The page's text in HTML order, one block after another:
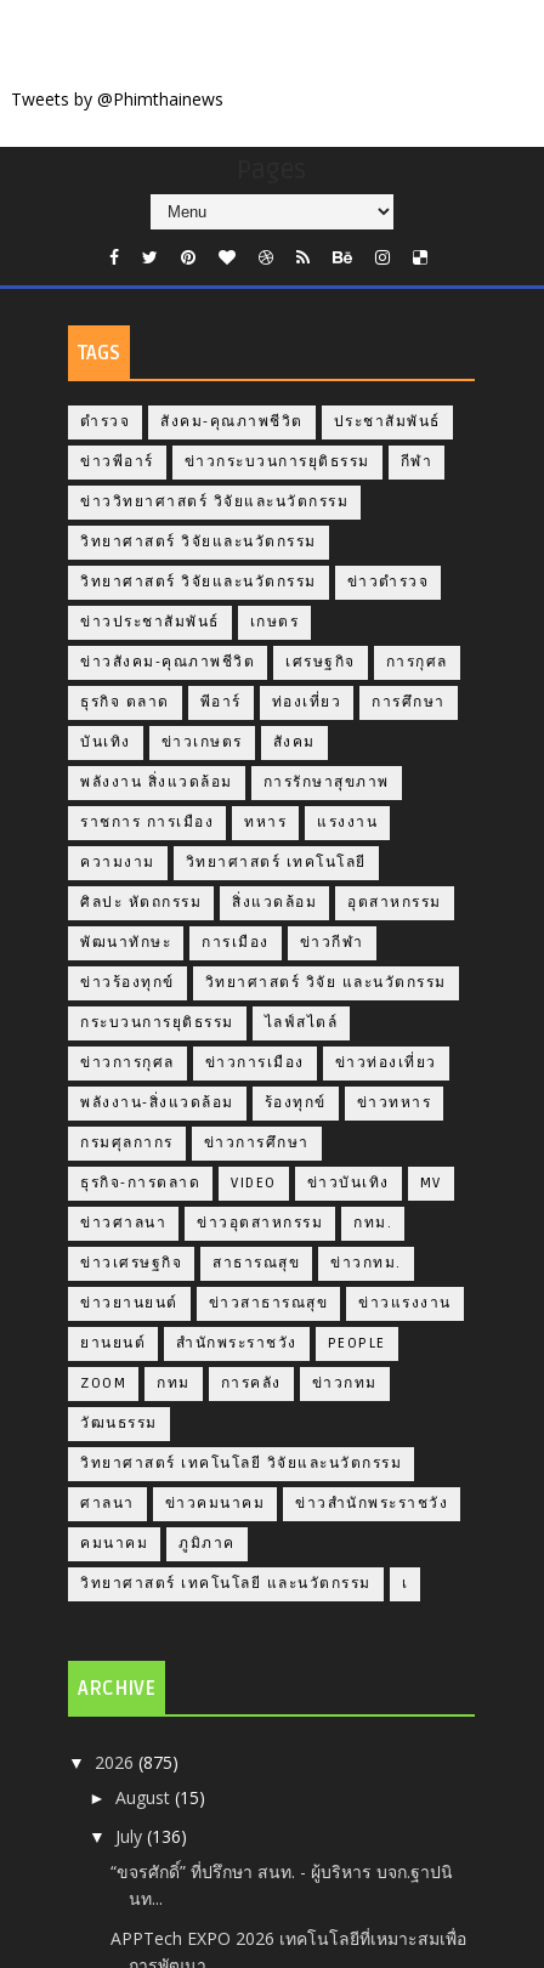
Tweets by @Phimthainews
TAGS
ตำรวจ สังคม-คุณภาพชีวิต ประชาสัมพันธ์
ข่าวพีอาร์ ข่าวกระบวนการยุติธรรม กีฬา
ข่าววิทยาศาสตร์ วิจัยและนวัตกรรม
วิทยาศาสตร์ วิจัยและนวัตกรรม
วิทยาศาสตร์ วิจัยและนวัตกรรม ข่าวตำรวจ
ข่าวประชาสัมพันธ์ เกษตร
ข่าวสังคม-คุณภาพชีวิต เศรษฐกิจ การกุศล
ธุรกิจ ตลาด พีอาร์ ท่องเที่ยว การศึกษา
บันเทิง ข่าวเกษตร สังคม
พลังงาน สิ่งแวดล้อม การรักษาสุขภาพ
ราชการ การเมือง ทหาร แรงงาน
ความงาม วิทยาศาสตร์ เทคโนโลยี
ศิลปะ หัตถกรรม สิ่งแวดล้อม อุตสาหกรรม
พัฒนาทักษะ การเมือง ข่าวกีฬา
ข่าวร้องทุกข์ วิทยาศาสตร์ วิจัย และนวัตกรรม
กระบวนการยุติธรรม ไลฟ์สไตล์
ข่าวการกุศล ข่าวการเมือง ข่าวท่องเที่ยว
พลังงาน-สิ่งแวดล้อม ร้องทุกข์ ข่าวทหาร
กรมศุลกากร ข่าวการศึกษา
ธุรกิจ-การตลาด VIDEO ข่าวบันเทิง MV
ข่าวศาลนา ข่าวอุตสาหกรรม กทม.
ข่าวเศรษฐกิจ สาธารณสุข ข่าวกทม.
ข่าวยานยนต์ ข่าวสาธารณสุข ข่าวแรงงาน
ยานยนต์ สำนักพระราชวัง PEOPLE
ZOOM กทม การคลัง ข่าวกทม
วัฒนธรรม
วิทยาศาสตร์ เทคโนโลยี วิจัยและนวัตกรรม
ศาลนา ข่าวคมนาคม ข่าวสำนักพระราชวัง
คมนาคม ภูมิภาค
วิทยาศาสตร์ เทคโนโลยี และนวัตกรรม เ
ARCHIVE
▼ 2026(875)
►August(15)
▼ July(136)
“ขจรศักดิ์” ที่ปรึกษา สนท. - ผู้บริหาร บจก.ฐาปนิ
นท...
APPTech EXPO 2026 เทคโนโลยีที่เหมาะสมเพื่อ